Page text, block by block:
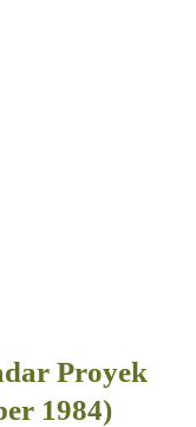
Proyek
1984)